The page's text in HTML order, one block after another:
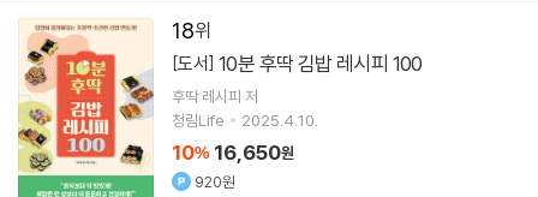
18
[도서] 10분 후딱 김밥 레시피 100
후딱 레시피 저
청림Life
2025.4.10.
10% 16,650원
920원